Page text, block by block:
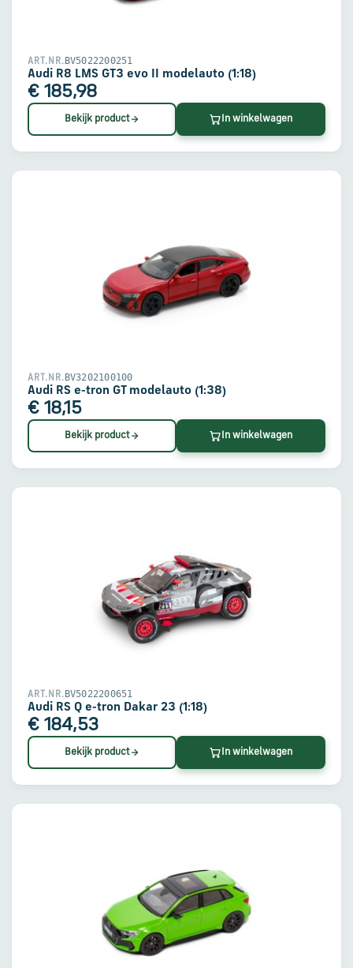
ART.NR. BV5022200251
Audi R8 LMS GT3 evo II modelauto (1:18)
€ 185,98
Bekijk product In winkelwagen
ART.NR. BV3202100100
Audi RS e-tron GT modelauto (1:38)
€ 18,15
Bekijk product In winkelwagen
ART.NR. BV5022200651
Audi RS Q e-tron Dakar 23 (1:18)
€ 184,53
Bekijk product In winkelwagen